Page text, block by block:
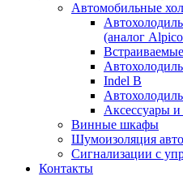
Автомобильные
(аналог
Indel B
Аксессуары и
Винные шкафы
Шумоизоляция
Сигнализации с
Контакты